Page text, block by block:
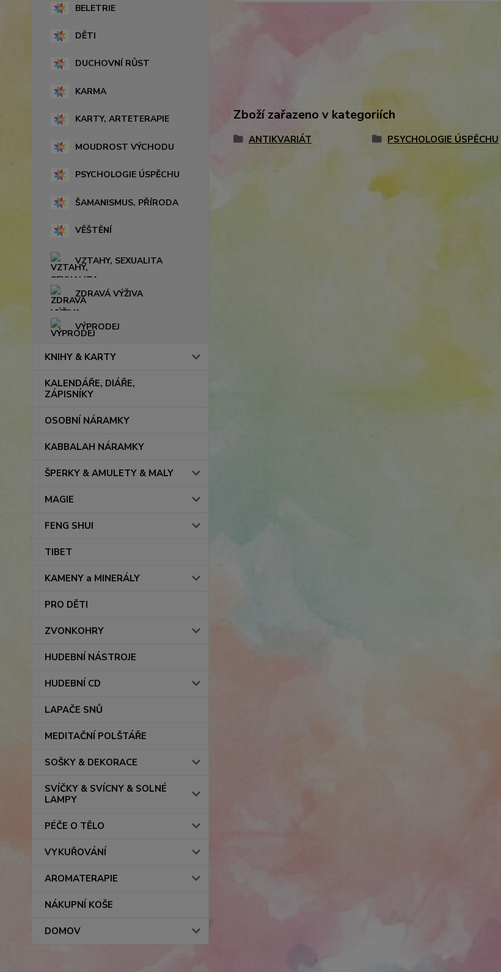
BELETRIE
DĚTI
DUCHOVNÍ RŮST
KARMA
KARTY, ARTETERAPIE
MOUDROST VÝCHODU
PSYCHOLOGIE ÚSPĚCHU
ŠAMANISMUS, PŘÍRODA
VĚŠTĚNÍ
VZTAHY, SEXUALITA
ZDRAVÁ VÝŽIVA
VÝPRODEJ
KNIHY & KARTY
KALENDÁŘE, DIÁŘE,
ZÁPISNÍKY
OSOBNÍ NÁRAMKY
KABBALAH NÁRAMKY
ŠPERKY & AMULETY & MALY
MAGIE
FENG SHUI
TIBET
KAMENY a MINERÁLY
PRO DĚTI
ZVONKOHRY
HUDEBNÍ NÁSTROJE
HUDEBNÍ CD
LAPAČE SNŮ
MEDITAČNÍ POLŠTÁŘE
SOŠKY & DEKORACE
SVÍČKY & SVÍCNY & SOLNÉ
LAMPY
PÉČE O TĚLO
VYKUŘOVÁNÍ
AROMATERAPIE
NÁKUPNÍ KOŠE
DOMOV
Zboží zařazeno v kategoriích
ANTIKVARIÁT PSYCHOLOGIE ÚSPĚCHU